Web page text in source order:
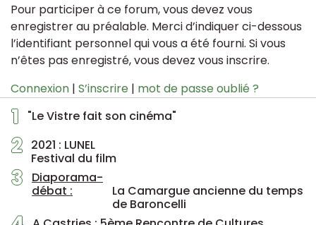
1 "Le Vistre fait son cinéma"
2 2021 : LUNEL
Festival du film
3
Diaporama-
débat :
La Camargue ancienne du temps
de Baroncelli
Pour participer à ce forum, vous devez vous
enregistrer au préalable. Merci d’indiquer ci-dessous
l’identifiant personnel qui vous a été fourni. Si vous
n’êtes pas enregistré, vous devez vous inscrire.
Connexion | S’inscrire | mot de passe oublié ?